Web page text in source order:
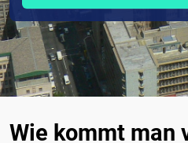
Wie kommt man